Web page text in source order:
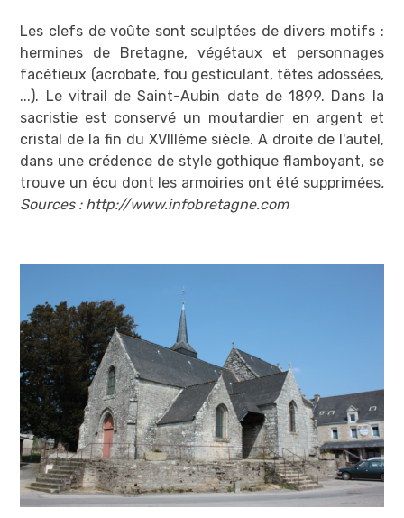
Les clefs de voûte sont sculptées de divers motifs :
hermines de Bretagne, végétaux et personnages
facétieux (acrobate, fou gesticulant, têtes adossées,
...). Le vitrail de Saint-Aubin date de 1899. Dans la
sacristie est conservé un moutardier en argent et
cristal de la fin du XVIIIème siècle. A droite de l'autel,
dans une crédence de style gothique flamboyant, se
trouve un écu dont les armoiries ont été supprimées.
Sources : http://www.infobretagne.com